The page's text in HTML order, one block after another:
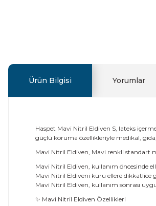
Ürün Bilgisi Yorumlar
Haspet Mavi Nitril Eldiven S, lateks
güçlü koruma özellikleriyle medikal,
Mavi Nitril Eldiven, Mavi renkli standart
Mavi Nitril Eldiven, kullanım öncesinde
Mavi Nitril Eldiveni kuru ellere dikkatlice
Mavi Nitril Eldiven, kullanım sonrası
✨ Mavi Nitril Eldiven Özellikleri